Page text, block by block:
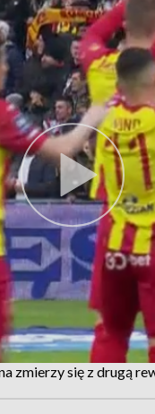
zmierzy się z drugą